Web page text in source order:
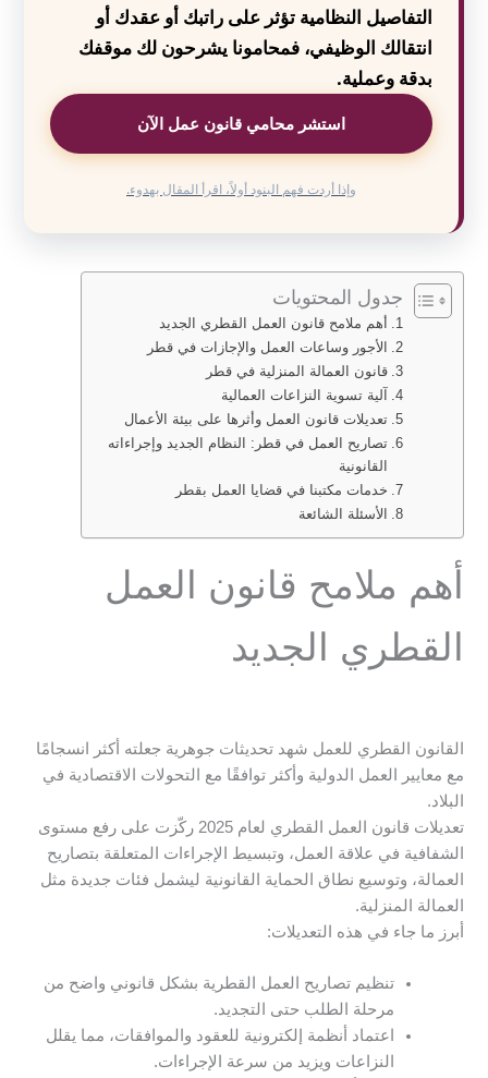
التفاصيل النظامية تؤثر على راتبك أو عقدك أو
انتقالك الوظيفي، فمحامونا يشرحون لك موقفك
بدقة وعملية.
استشر محامي قانون عمل الآن
وإذا أردت فهم البنود أولاً، اقرأ المقال بهدوء.
جدول المحتويات
أهم ملامح قانون العمل القطري الجديد
الأجور وساعات العمل والإجازات في قطر
قانون العمالة المنزلية في قطر
آلية تسوية النزاعات العمالية
تعديلات قانون العمل وأثرها على بيئة الأعمال
تصاريح العمل في قطر: النظام الجديد وإجراءاته
القانونية
خدمات مكتبنا في قضايا العمل بقطر
الأسئلة الشائعة
أهم ملامح قانون العمل
القطري الجديد
القانون القطري للعمل شهد تحديثات جوهرية جعلته أكثر انسجامًا
مع معايير العمل الدولية وأكثر توافقًا مع التحولات الاقتصادية في
البلاد.
تعديلات قانون العمل القطري لعام 2025 ركّزت على رفع مستوى
الشفافية في علاقة العمل، وتبسيط الإجراءات المتعلقة بتصاريح
العمالة، وتوسيع نطاق الحماية القانونية ليشمل فئات جديدة مثل
العمالة المنزلية.
أبرز ما جاء في هذه التعديلات:
تنظيم تصاريح العمل القطرية بشكل قانوني واضح من
مرحلة الطلب حتى التجديد.
اعتماد أنظمة إلكترونية للعقود والموافقات، مما يقلل
النزاعات ويزيد من سرعة الإجراءات.